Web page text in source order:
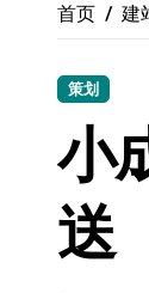
首页 建
策划
小
送